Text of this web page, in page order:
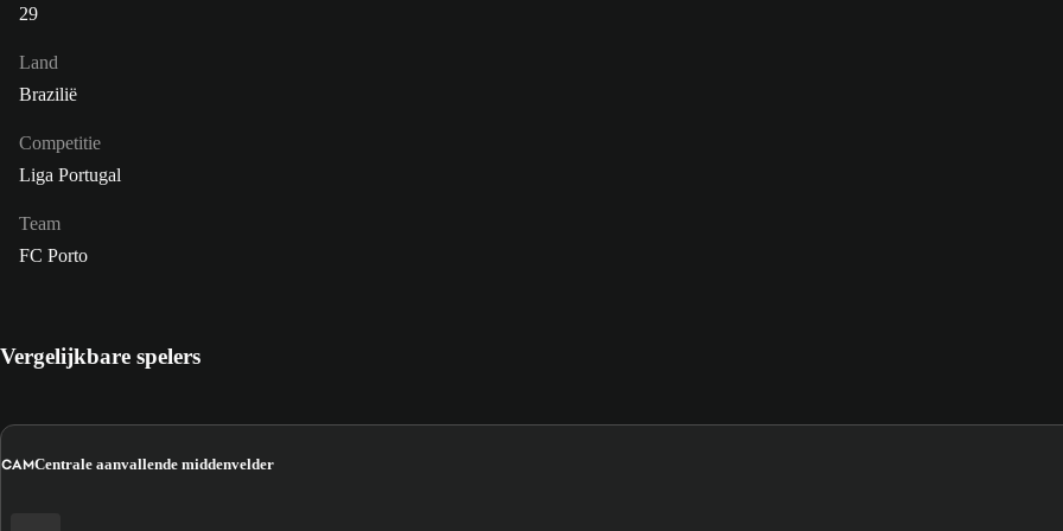
29
Land
Brazilië
Competitie
Liga Portugal
Team
FC Porto
Vergelijkbare spelers
CAMCentrale aanvallende middenvelder